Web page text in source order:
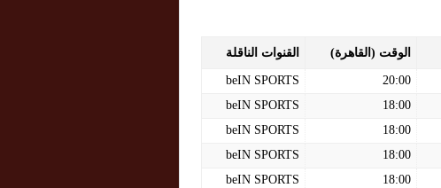
الوقت (القاهرة) القنوات الناقلة
20:00
beIN SPORTS
18:00
beIN SPORTS
18:00
beIN SPORTS
18:00
beIN SPORTS
18:00
beIN SPORTS